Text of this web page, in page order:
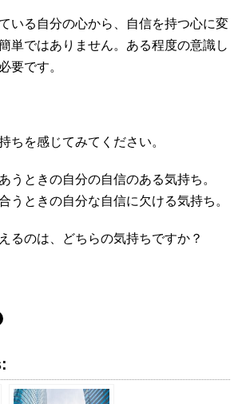
いる自分の心から、自信を持つ心に変
単ではありません。ある程度の意識し
要です。
ちを感じてみてください。
うときの自分の自信のある気持ち。
うときの自分な自信に欠ける気持ち。
るのは、どちらの気持ちですか？